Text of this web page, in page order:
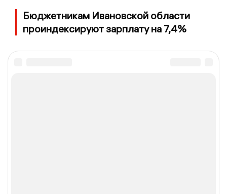
Бюджетникам Ивановской области
проиндексируют зарплату на 7,4%